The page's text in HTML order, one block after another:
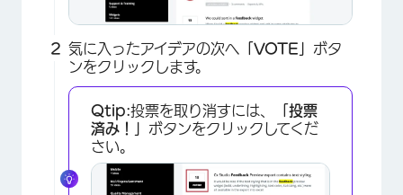
気に入ったアイデアの次へ 「VOTE」 ボタ
ンをクリックします。
Qtip:投票を取り消すには、
「投票
済み！」 ボタンをクリックしてくだ
さい。